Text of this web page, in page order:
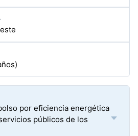
por eficiencia energética
públicos de los